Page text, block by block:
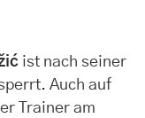
ist nach seiner
Auch auf
Trainer am